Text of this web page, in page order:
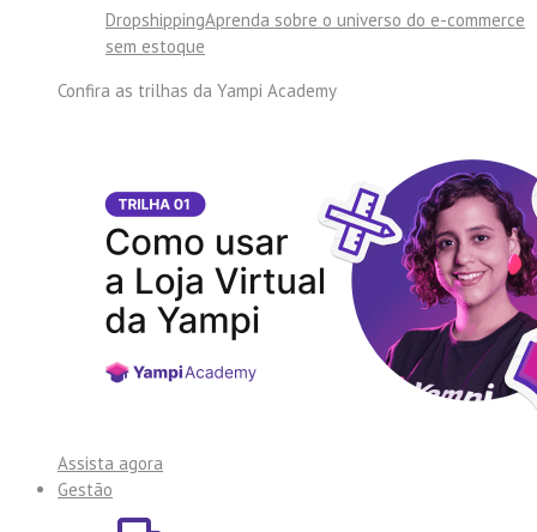
DropshippingAprenda sobre o universo do e-commerce
sem estoque
Confira as trilhas da Yampi Academy
Assista agora
Gestão